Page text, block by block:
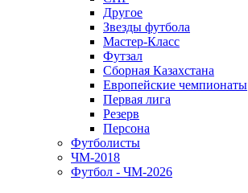
Другое
Звезды футбола
Мастер-Класс
Футзал
Сборная Казахстана
Европейские чемпионаты
Первая лига
Резерв
Персона
Футболисты
ЧМ-2018
Футбол - ЧМ-2026